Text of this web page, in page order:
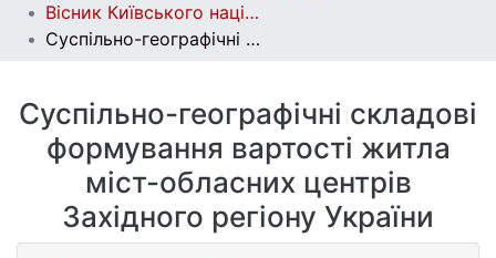
Вісник Київського національного університету імені Тараса Шевченка. Географія. Випуск 1 (63)
Суспільно-географічні складові формування вартості житла міст-обласних центрів Західного регіону України
Суспільно-географічні складові
формування вартості житла
міст-обласних центрів
Західного регіону України